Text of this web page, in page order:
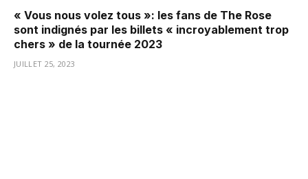
« Vous nous volez tous »: les fans de The Rose
sont indignés par les billets « incroyablement trop
chers » de la tournée 2023
JUILLET 25, 2023